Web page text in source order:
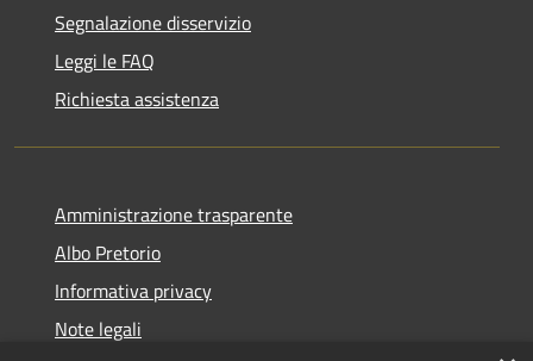
Segnalazione disservizio
Leggi le FAQ
Richiesta assistenza
Amministrazione trasparente
Albo Pretorio
Informativa privacy
Note legali